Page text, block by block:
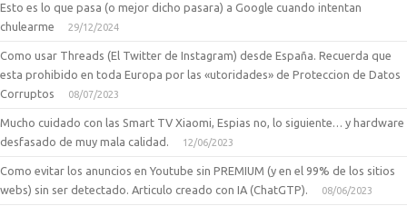
Esto es lo que pasa (o mejor dicho pasara) a Google cuando intentan
chulearme
29/12/2024
Como usar Threads (El Twitter de Instagram) desde España. Recuerda que
esta prohibido en toda Europa por las «utoridades» de Proteccion de Datos
Corruptos
08/07/2023
Mucho cuidado con las Smart TV Xiaomi, Espias no, lo siguiente… y hardware
desfasado de muy mala calidad.
12/06/2023
Como evitar los anuncios en Youtube sin PREMIUM (y en el 99% de los sitios
webs) sin ser detectado. Articulo creado con IA (ChatGTP).
08/06/2023